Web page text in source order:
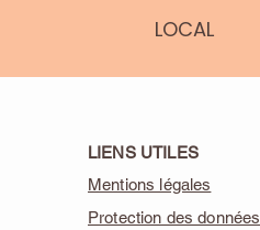
LOCAL
LIENS UTILES
Mentions légales
Protection des données